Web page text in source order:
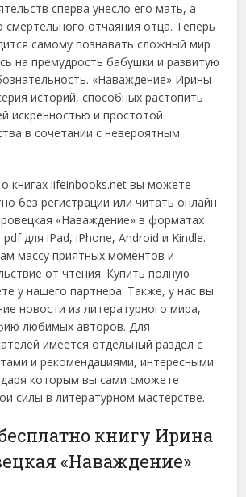
сперва унесло его мать, а
смертельного отчаяния отца. Теперь
самому познавать сложный мир
на премудрость бабушки и развитую
«Наваждение» Ирины
историй, способных растопить
искренностью и простотой
в сочетании с невероятным
книгах lifeinbooks.net вы можете
без регистрации или читать онлайн
«Наваждение» в форматах
для iPad, iPhone, Android и Kindle.
массу приятных моментов и
от чтения. Купить полную
у нашего партнера. Также, у нас вы
новости из литературного мира,
любимых авторов. Для
имеется отдельный раздел с
и рекомендациями, интересными
которым вы сами сможете
силы в литературном мастерстве.
книгу Ирина
«Наваждение»